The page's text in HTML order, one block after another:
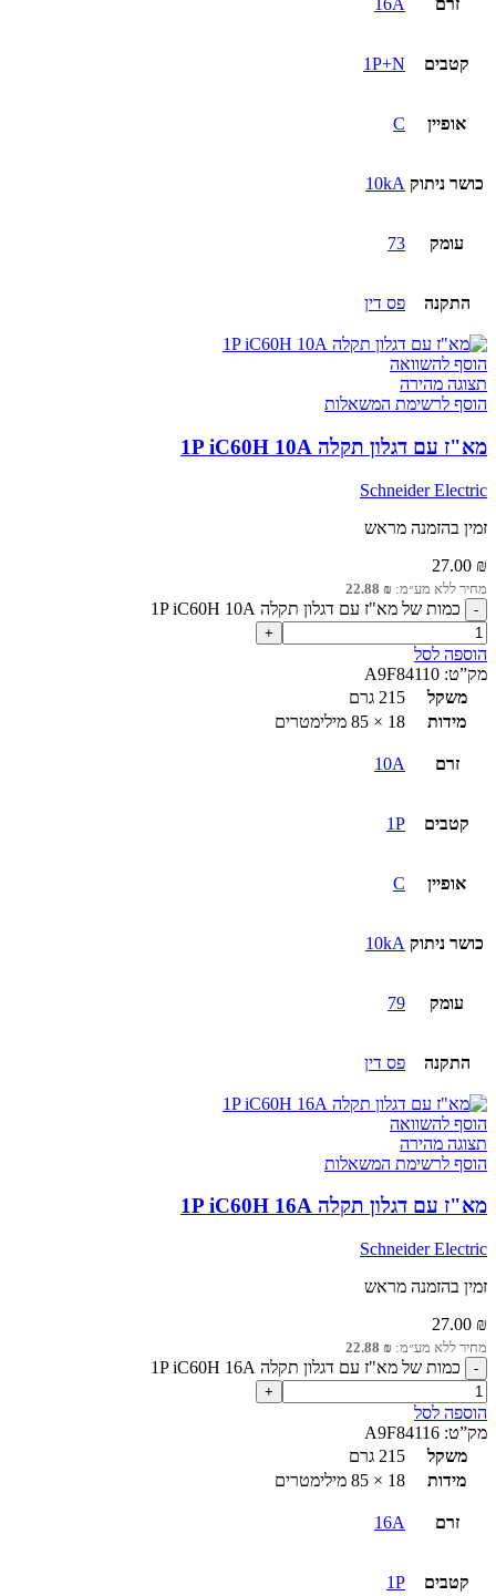
זרם 16A
קטבים 1P+N
אופיין C
כושר ניתוק 10kA
עומק 73
התקנה פס דין
הוסף להשוואה
תצוגה מהירה
הוסף לרשימת המשאלות
מא"ז עם דגלון תקלה 1P iC60H 10A
Schneider Electric
זמין בהזמנה מראש
27.00 ₪
מחיר ללא מע״מ: 22.88 ₪
כמות של מא"ז עם דגלון תקלה 1P iC60H 10A
הוספה לסל
מק”ט: A9F84110
משקל
215 גרם
מידות
18 × 85 מילימטרים
זרם 10A
קטבים 1P
אופיין C
כושר ניתוק 10kA
עומק 79
התקנה פס דין
הוסף להשוואה
תצוגה מהירה
הוסף לרשימת המשאלות
מא"ז עם דגלון תקלה 1P iC60H 16A
Schneider Electric
זמין בהזמנה מראש
27.00 ₪
מחיר ללא מע״מ: 22.88 ₪
כמות של מא"ז עם דגלון תקלה 1P iC60H 16A
הוספה לסל
מק”ט: A9F84116
משקל
215 גרם
מידות
18 × 85 מילימטרים
זרם 16A
קטבים 1P